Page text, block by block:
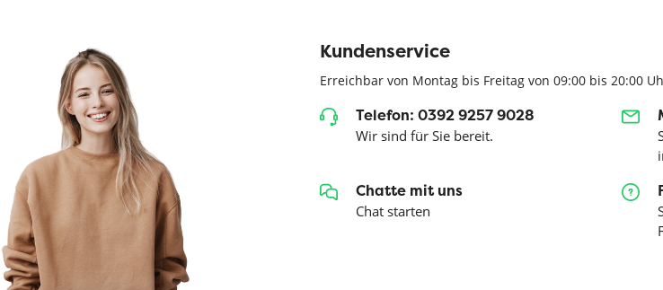
Kundenservice
Erreichbar von Montag bis Freitag von 09:00 bis 20:00
Telefon: 0392 9257 9028
Wir sind für Sie bereit.
Chatte mit uns
Chat starten